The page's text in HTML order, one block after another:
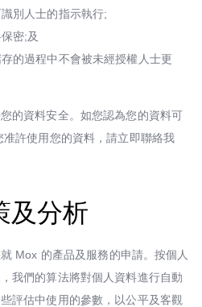
別人士的指示執行;
密;及
的過程中不會被未經授權人士更
的資料安全。如您認為您的資料可
許使用您的資料，請立即聯絡我
及分析
Mox 的產品及服務的申請。按個人
我們的算法將對個人資料進行自動
評估中使用的參數，以公平及客觀